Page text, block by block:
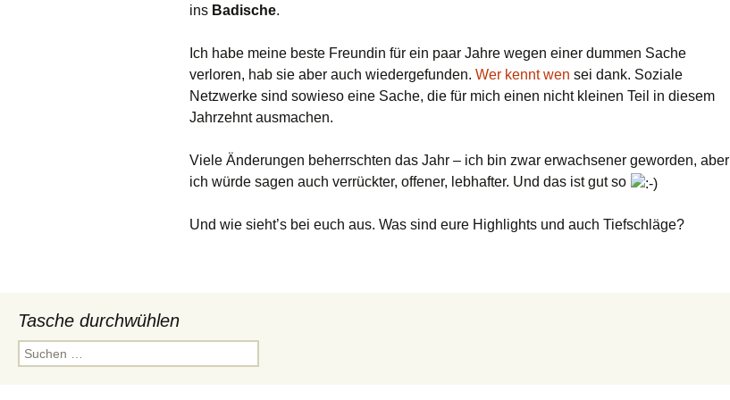
ins Badische.
Ich habe meine beste Freundin für ein paar Jahre wegen einer dummen Sache
verloren, hab sie aber auch wiedergefunden. Wer kennt wen sei dank. Soziale
Netzwerke sind sowieso eine Sache, die für mich einen nicht kleinen Teil in diesem
Jahrzehnt ausmachen.
Viele Änderungen beherrschten das Jahr – ich bin zwar erwachsener geworden, aber
ich würde sagen auch verrückter, offener, lebhafter. Und das ist gut so
Und wie sieht’s bei euch aus. Was sind eure Highlights und auch Tiefschläge?
Tasche durchwühlen
Suchen
nach: